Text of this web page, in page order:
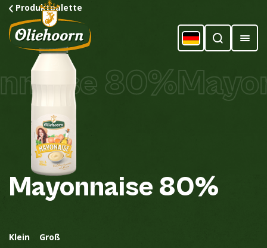
Produktpalette
80%
Mayonnaise 80%
Klein Groß